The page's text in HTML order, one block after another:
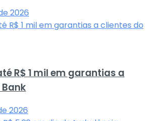
2026
R$ 1 mil em garantias a
2026